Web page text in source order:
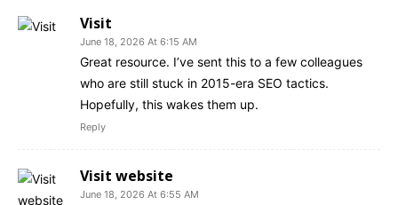
Visit
June 18, 2026 At 6:15 AM
Great resource. I’ve sent this to a few colleagues
who are still stuck in 2015-era SEO tactics.
Hopefully, this wakes them up.
Reply
Visit website
June 18, 2026 At 6:55 AM